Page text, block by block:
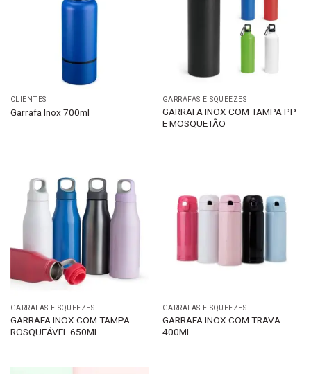
CLIENTES
Garrafa Inox 700ml
GARRAFAS E SQUEEZES
GARRAFA INOX COM TAMPA PP
E MOSQUETÃO
GARRAFAS E SQUEEZES
GARRAFA INOX COM TAMPA
ROSQUEÁVEL 650ML
GARRAFAS E SQUEEZES
GARRAFA INOX COM TRAVA
400ML